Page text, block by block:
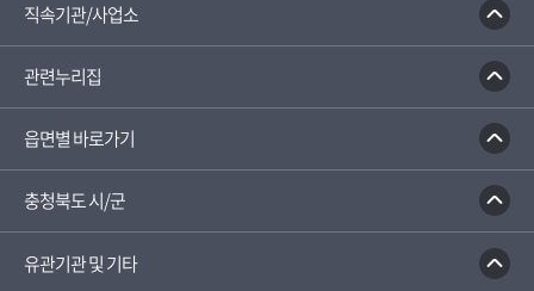
직속기관/사업소
관련누리집
읍면별 바로가기
충청북도 시/군
유관기관 및 기타